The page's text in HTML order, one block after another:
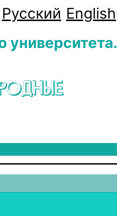
Русский English
университета.